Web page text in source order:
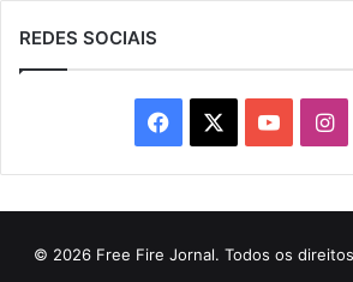
REDES SOCIAIS
Facebook YouTube
© 2026 Free Fire Jornal. Todos os